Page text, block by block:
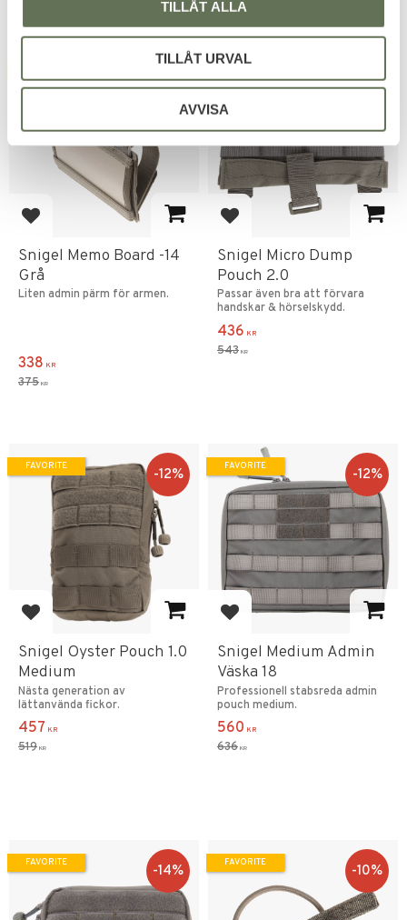
TILLÅT ALLA
TILLÅT URVAL
AVVISA
Add to favorites
Snigel Memo Board -14
Grå
Liten admin pärm för armen.
338 KR
375 KR
10%
Add to favorites
Snigel Micro Dump
Pouch 2.0
Passar även bra att förvara
handskar & hörselskydd.
436 KR
543 KR
20%
Add to favorites
Snigel Oyster Pouch 1.0
Medium
Nästa generation av
lättanvända fickor.
457 KR
519 KR
12%
FAVORITE
Add to favorites
Snigel Medium Admin
Väska 18
Professionell stabsreda admin
pouch medium.
560 KR
636 KR
12%
FAVORITE
14%
FAVORITE 10%
FAVORITE